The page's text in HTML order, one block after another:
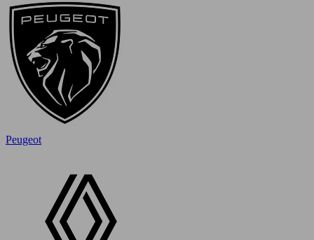
Peugeot